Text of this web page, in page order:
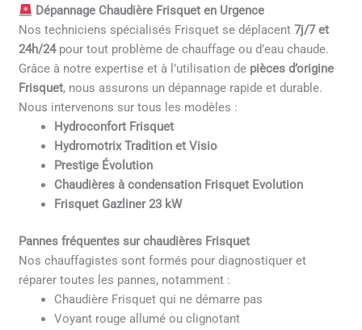
Dépannage Chaudière Frisquet en Urgence
Nos techniciens spécialisés Frisquet se déplacent7j/7 et
24h/24pour tout problème de chauffage ou d’eau chaude.
Grâce à notre expertise et à l’utilisation de pièces d’origine
Frisquet, nous assurons un dépannage rapide et durable.
Nous intervenons sur tous les modèles :
Hydroconfort Frisquet
Hydromotrix Tradition et Visio
Prestige Évolution
Chaudières à condensation Frisquet Evolution
Frisquet Gazliner 23 kW
Pannes fréquentes sur chaudières Frisquet
Nos chauffagistes sont formés pour diagnostiquer et
réparer toutes les pannes, notamment :
Chaudière Frisquet qui ne démarre pas
Voyant rouge allumé ou clignotant